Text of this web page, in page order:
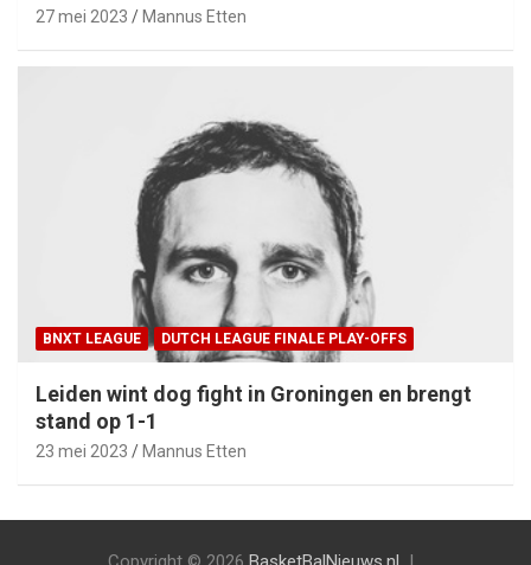
27 mei 2023 Mannus Etten
BNXT LEAGUE DUTCH LEAGUE FINALE PLAY-OFFS
Leiden wint dog fight in Groningen en brengt
stand op 1-1
23 mei 2023 Mannus Etten